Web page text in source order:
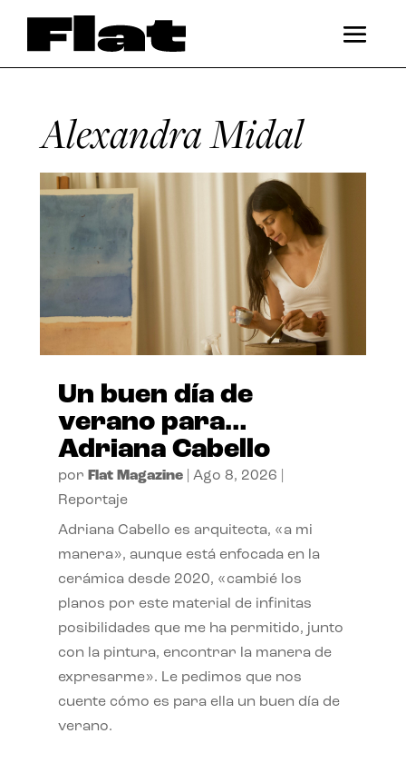
Alexandra Midal
Un buen día de
verano para…
Adriana Cabello
por Flat Magazine| Ago 8, 2026
Reportaje
Adriana Cabello es arquitecta, «a mi
manera», aunque está enfocada en la
cerámica desde 2020, «cambié los
planos por este material de infinitas
posibilidades que me ha permitido, junto
con la pintura, encontrar la manera de
expresarme». Le pedimos que nos
cuente cómo es para ella un buen día de
verano.